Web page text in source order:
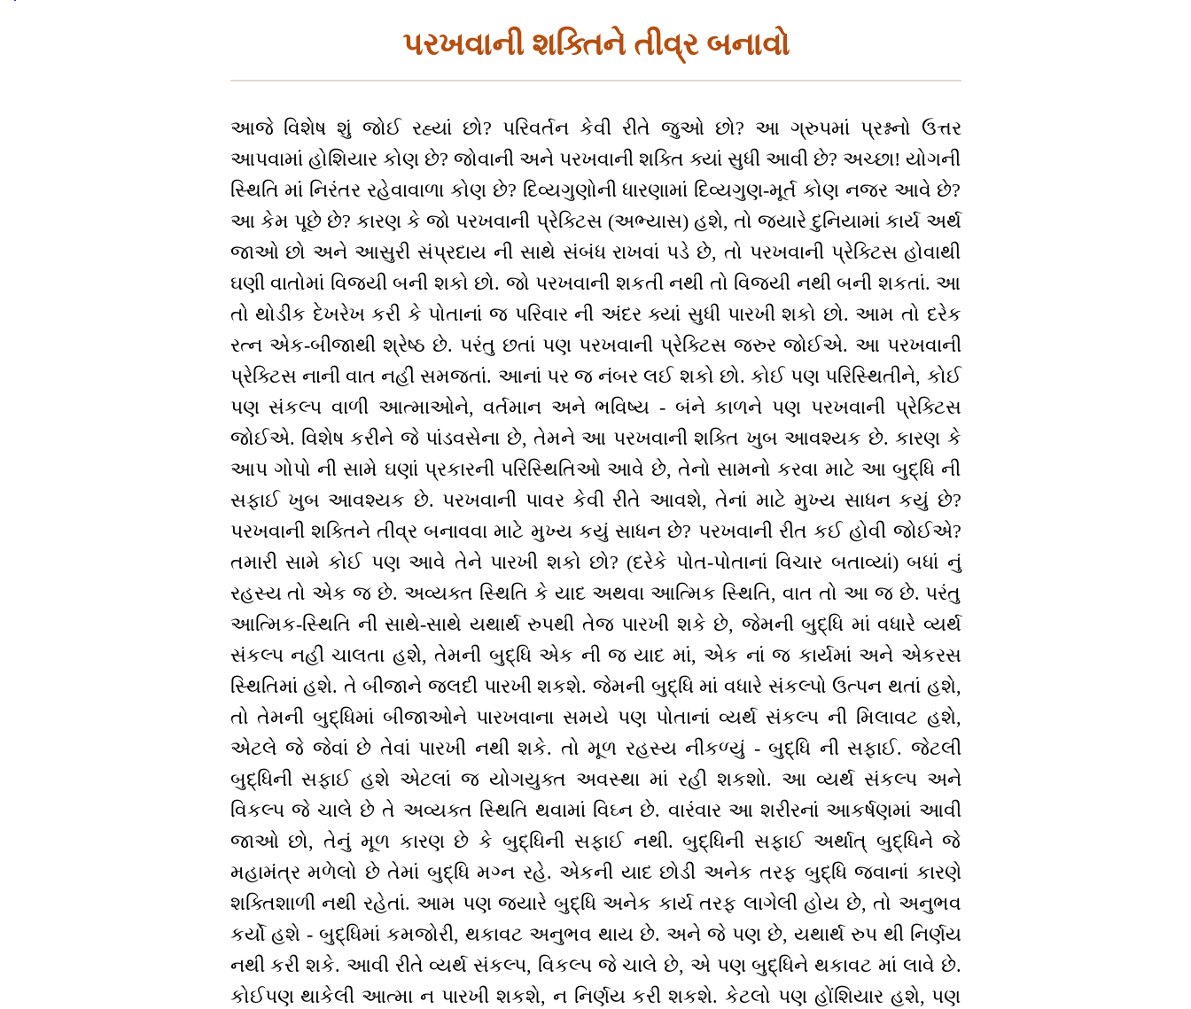
પરખવાની શક્તિને તીવ્ર બનાવો
આજે વિશેષ શું જોઈ રહ્યાં છો? પરિવર્તન કેવી રીતે જુઓ છો? આ ગ્રુપમાં પ્રશ્નનો ઉત્તર
આપવામાં હોશિયાર કોણ છે? જોવાની અને પરખવાની શક્તિ ક્યાં સુધી આવી છે? અચ્છા! યોગની
સ્થિતિ માં નિરંતર રહેવાવાળા કોણ છે? દિવ્યગુણોની ધારણામાં દિવ્યગુણ-મૂર્ત કોણ નજર આવે છે?
આ કેમ પૂછે છે? કારણ કે જો પરખવાની પ્રેક્ટિસ (અભ્યાસ) હશે, તો જ્યારે દુનિયામાં કાર્ય અર્થ
જાઓ છો અને આસુરી સંપ્રદાય ની સાથે સંબંધ રાખવાં પડે છે, તો પરખવાની પ્રેક્ટિસ હોવાથી
ઘણી વાતોમાં વિજયી બની શકો છો. જો પરખવાની શકતી નથી તો વિજયી નથી બની શકતાં. આ
તો થોડીક દેખરેખ કરી કે પોતાનાં જ પરિવાર ની અંદર ક્યાં સુધી પારખી શકો છો. આમ તો દરેક
રત્ન એક-બીજાથી શ્રેષ્ઠ છે. પરંતુ છતાં પણ પરખવાની પ્રેક્ટિસ જરુર જોઈએ. આ પરખવાની
પ્રેક્ટિસ નાની વાત નહીં સમજતાં. આનાં પર જ નંબર લઈ શકો છો. કોઈ પણ પરિસ્થિતીને, કોઈ
પણ સંકલ્પ વાળી આત્માઓને, વર્તમાન અને ભવિષ્ય - બંને કાળને પણ પરખવાની પ્રેક્ટિસ
જોઈએ. વિશેષ કરીને જે પાંડવસેના છે, તેમને આ પરખવાની શક્તિ ખુબ આવશ્યક છે. કારણ કે
આપ ગોપો ની સામે ઘણાં પ્રકારની પરિસ્થિતિઓ આવે છે, તેનો સામનો કરવા માટે આ બુદ્ધિ ની
સફાઈ ખુબ આવશ્યક છે. પરખવાની પાવર કેવી રીતે આવશે, તેનાં માટે મુખ્ય સાધન કયું છે?
પરખવાની શક્તિને તીવ્ર બનાવવા માટે મુખ્ય કયું સાધન છે? પરખવાની રીત કઈ હોવી જોઈએ?
તમારી સામે કોઈ પણ આવે તેને પારખી શકો છો? (દરેકે પોત-પોતાનાં વિચાર બતાવ્યાં) બધાં નું
રહસ્ય તો એક જ છે. અવ્યક્ત સ્થિતિ કે યાદ અથવા આત્મિક સ્થિતિ, વાત તો આ જ છે. પરંતુ
આત્મિક-સ્થિતિ ની સાથે-સાથે યથાર્થ રુપથી તેજ પારખી શકે છે, જેમની બુદ્ધિ માં વધારે વ્યર્થ
સંકલ્પ નહીં ચાલતા હશેે, તેમની બુદ્ધિ એક ની જ યાદ માં, એક નાં જ કાર્યમાં અને એકરસ
સ્થિતિમાં હશે. તે બીજાને જલદી પારખી શકશે. જેમની બુદ્ધિ માં વધારે સંકલ્પો ઉત્પન થતાં હશે,
તો તેમની બુદ્ધિમાં બીજાઓને પારખવાના સમયે પણ પોતાનાં વ્યર્થ સંકલ્પ ની મિલાવટ હશે,
એટલે જે જેવાં છે તેવાં પારખી નથી શકે. તો મૂળ રહસ્ય નીકળ્યું - બુદ્ધિ ની સફાઈ. જેટલી
બુદ્ધિની સફાઈ હશે એટલાં જ યોગયુક્ત અવસ્થા માં રહી શકશો. આ વ્યર્થ સંકલ્પ અને
વિકલ્પ જે ચાલે છે તે અવ્યક્ત સ્થિતિ થવામાં વિઘ્ન છે. વારંવાર આ શરીરનાં આકર્ષણમાં આવી
જાઓ છો, તેનું મૂળ કારણ છે કે બુદ્ધિની સફાઈ નથી. બુદ્ધિની સફાઈ અર્થાત્ બુદ્ધિને જે
મહામંત્ર મળેલો છે તેમાં બુદ્ધિ મગ્ન રહે. એકની યાદ છોડી અનેક તરફ બુદ્ધિ જવાનાં કારણે
શક્તિશાળી નથી રહેતાં. આમ પણ જ્યારે બુદ્ધિ અનેક કાર્ય તરફ લાગેલી હોય છે, તો અનુભવ
કર્યો હશે - બુદ્ધિમાં કમજોરી, થકાવટ અનુભવ થાય છે. અને જે પણ છે, યથાર્થ રુપ થી નિર્ણય
નથી કરી શકે. આવી રીતે વ્યર્થ સંકલ્પ, વિકલ્પ જે ચાલે છે, એ પણ બુદ્ધિને થકાવટ માં લાવે છે.
કોઈપણ થાકેલી આત્મા ન પારખી શકશે, ન નિર્ણય કરી શકશે. કેટલો પણ હોંશિયાર હશે, પણ